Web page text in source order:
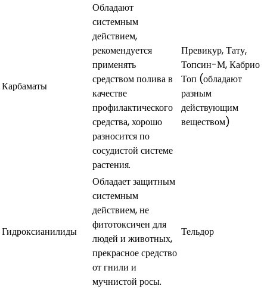
Карбаматы
Обладают
системным
действием,
рекомендуется
применять
средством полива в
качестве
профилактического
средства, хорошо
разносится по
сосудистой системе
растения.
Превикур, Тату,
Топсин-М, Кабрио
Топ (обладают
разным
действующим
веществом)
Гидроксианилиды
Обладает защитным
системным
действием, не
фитотоксичен для
людей и животных,
прекрасное средство
от гнили и
мучнистой росы.
Тельдор